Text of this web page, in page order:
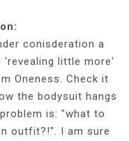
conisderation a
'revealing little more'
Oneness. Check it
the bodysuit hangs
is: "what to
outfit?!". I am sure